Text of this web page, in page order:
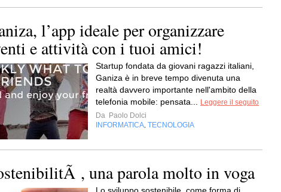
l’app ideale per organizzare
e attività con i tuoi amici!
Startup fondata da giovani ragazzi italiani,
Ganiza è in breve tempo divenuta una
realtà davvero importante nell'ambito della
telefonia mobile: pensata...
Leggere il seguito
Da Paolo Dolci
INFORMATICA TECNOLOGIA
, una parola molto in voga